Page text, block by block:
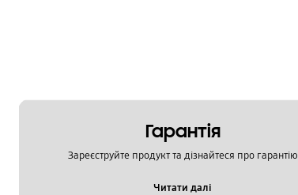
Гарантія
Зареєструйте продукт та дізнайтеся про гарантію
Читати далі